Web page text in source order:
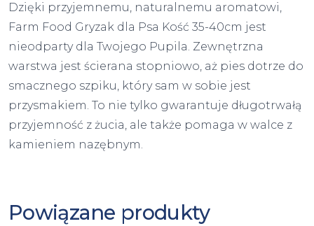
Dzięki przyjemnemu, naturalnemu aromatowi,
Farm Food Gryzak dla Psa Kość 35-40cm jest
nieodparty dla Twojego Pupila. Zewnętrzna
warstwa jest ścierana stopniowo, aż pies dotrze do
smacznego szpiku, który sam w sobie jest
przysmakiem. To nie tylko gwarantuje długotrwałą
przyjemność z żucia, ale także pomaga w walce z
kamieniem nazębnym.
Powiązane produkty